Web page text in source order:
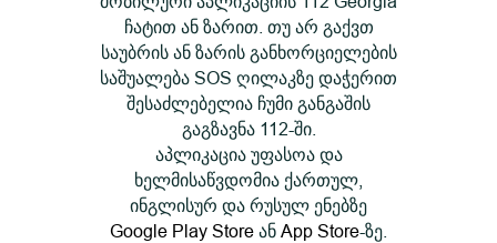
ჩატით ან ზარით. თუ არ გაქვთ
საუბრის ან ზარის განხორციელების
საშუალება SOS ღილაკზე დაჭერით
შესაძლებელია ჩუმი განგაშის
გაგზავნა 112-ში.
აპლიკაცია უფასოა და
ხელმისაწვდომია ქართულ,
ინგლისურ და რუსულ ენებზე
Google Play Store ან App Store-ზე.